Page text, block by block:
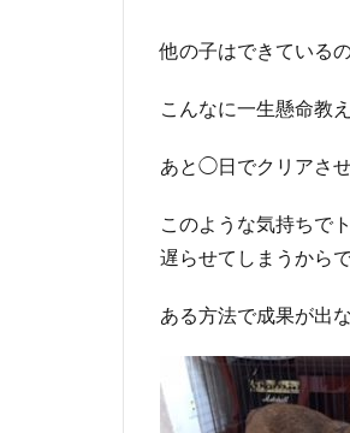
他の子はできている
こんなに一生懸命教
あと◯日でクリアさ
このような気持ちで
遅らせてしまうからで
ある方法で成果が出